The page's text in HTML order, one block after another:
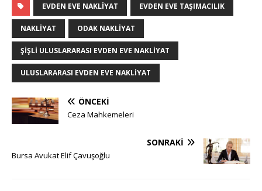
EVDEN EVE NAKLIYAT EVDEN EVE TAŞIMACILIK
NAKLIYAT ODAK NAKLIYAT
ŞIŞLI ULUSLARARASI EVDEN EVE NAKLIYAT
ULUSLARARASI EVDEN EVE NAKLIYAT
ÖNCEKI
Ceza Mahkemeleri
SONRAKI
Bursa Avukat Elif Çavuşoğlu